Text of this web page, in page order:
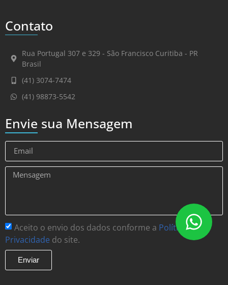
Contato
Rua Portugal 307 e 329 - São Francisco Curitiba - PR
Brasil
(41) 3074-7474
(41) 98873-5542
Envie sua Mensagem
Aceito o envio dos dados conforme a Política de
Privacidade do site.
Enviar